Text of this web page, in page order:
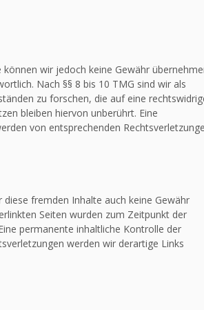
wir jedoch keine Gewähr
Nach §§ 8 bis 10 TMG sind wir als
zu forschen, die auf eine
bleiben hiervon unberührt. Eine
von entsprechenden
fremden Inhalte auch keine Gewähr
Seiten wurden zum Zeitpunkt der
permanente inhaltliche Kontrolle der
werden wir derartige Links